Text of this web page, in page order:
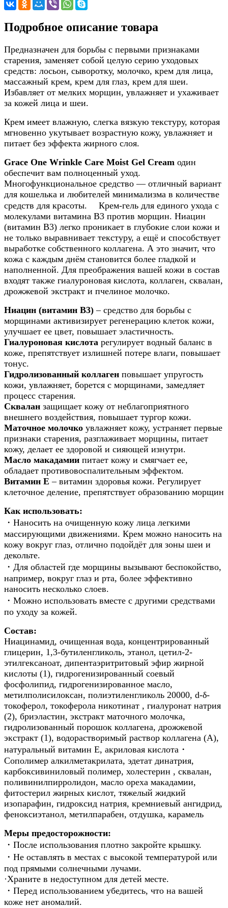
Подробное описание товара
Предназначен для борьбы с первыми признаками
старения, заменяет собой целую серию уходовых
средств: лосьон, сыворотку, молочко, крем для лица,
массажный крем, крем для глаз, крем для шеи.
Избавляет от мелких морщин, увлажняет и ухаживает
за кожей лица и шеи.
Крем имеет влажную, слегка вязкую текстуру, которая
мгновенно укутывает возрастную кожу, увлажняет и
питает без эффекта жирного слоя.
Grace One Wrinkle Care Moist Gel Cream один
обеспечит вам полноценный уход.
Многофункциональное средство — отличный вариант
для кошелька и любителей минимализма в количестве
средств для красоты. ⠀ Крем-гель для единого ухода с
молекулами витамина B3 против морщин. Ниацин
(витамин B3) легко проникает в глубокие слои кожи и
не только выравнивает текстуру, а ещё и способствует
выработке собственного коллагена. А это значит, что
кожа с каждым днём становится более гладкой и
наполненной. Для преображения вашей кожи в состав
входят также гиалуроновая кислота, коллаген, сквалан,
дрожжевой экстракт и пчелиное молочко.
Ниацин (витамин B3) – средство для борьбы с
морщинами активизирует регенерацию клеток кожи,
улучшает ее цвет, повышает эластичность.
Гиалуроновая кислота регулирует водный баланс в
коже, препятствует излишней потере влаги, повышает
тонус.
Гидролизованный коллаген повышает упругость
кожи, увлажняет, борется с морщинами, замедляет
процесс старения.
Сквалан защищает кожу от неблагоприятного
внешнего воздействия, повышает тургор кожи.
Маточное молочко увлажняет кожу, устраняет первые
признаки старения, разглаживает морщины, питает
кожу, делает ее здоровой и сияющей изнутри.
Масло макадамии питает кожу и смягчает ее,
обладает противовоспалительным эффектом.
Витамин Е – витамин здоровья кожи. Регулирует
клеточное деление, препятствует образованию морщин
Как использовать:
・Наносить на очищенную кожу лица легкими
массирующими движениями. Крем можно наносить на
кожу вокруг глаз, отлично подойдёт для зоны шеи и
декольте.
・Для областей где морщины вызывают беспокойство,
например, вокруг глаз и рта, более эффективно
наносить несколько слоев.
・Можно использовать вместе с другими средствами
по уходу за кожей.
Состав:
Ниацинамид, очищенная вода, концентрированный
глицерин, 1,3-бутиленгликоль, этанол, цетил-2-
этилгексаноат, дипентаэритритовый эфир жирной
кислоты (1), гидрогенизированный соевый
фосфолипид, гидрогенизированное масло,
метилполисилоксан, полиэтиленгликоль 20000, d-δ-
токоферол, токоферола никотинат , гиалуронат натрия
(2), бриэластин, экстракт маточного молочка,
гидролизованный порошок коллагена, дрожжевой
экстракт (1), водорастворимый раствор коллагена (А),
натуральный витамин Е, акриловая кислота・
Сополимер алкилметакрилата, эдетат динатрия,
карбоксивиниловый полимер, холестерин , сквалан,
поливинилпирролидон, масло ореха макадамии,
фитостерил жирных кислот, тяжелый жидкий
изопарафин, гидроксид натрия, кремниевый ангидрид,
феноксиэтанол, метилпарабен, отдушка, карамель
Меры предосторожности:
・После использования плотно закройте крышку.
・Не оставлять в местах с высокой температурой или
под прямыми солнечными лучами.
·Храните в недоступном для детей месте.
・Перед использованием убедитесь, что на вашей
коже нет аномалий.